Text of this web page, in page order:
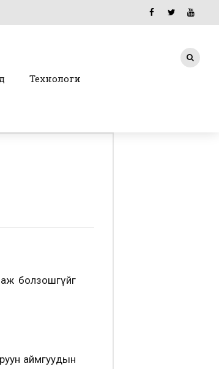
Технологи
болзошгүйг
аймгуудын